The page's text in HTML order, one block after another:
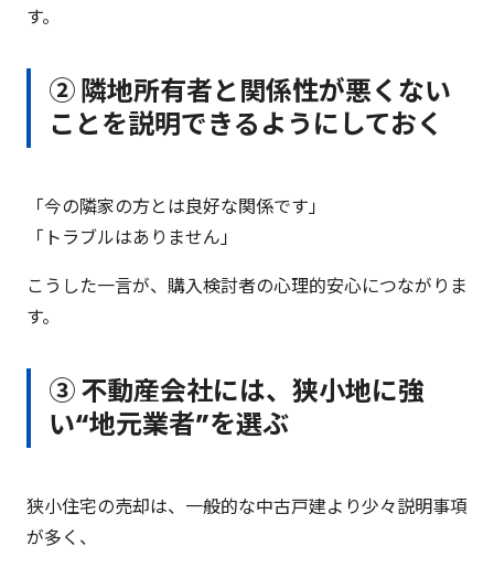
す。
② 隣地所有者と関係性が悪くない
ことを説明できるようにしておく
「今の隣家の方とは良好な関係です」
「トラブルはありません」
こうした一言が、購入検討者の心理的安心につながりま
す。
③ 不動産会社には、狭小地に強
い“地元業者”を選ぶ
狭小住宅の売却は、一般的な中古戸建より少々説明事項
が多く、